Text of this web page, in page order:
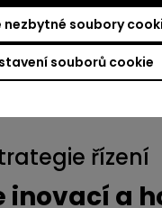
souborů cookie
nezbytné soubory
řízení
inovací a